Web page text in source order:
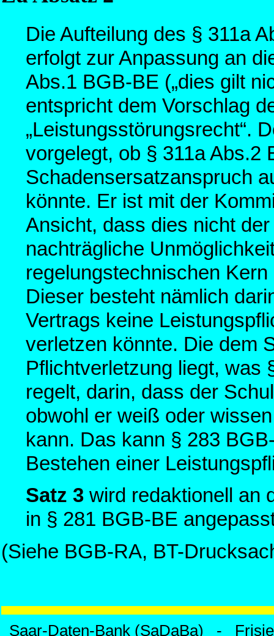
Die Aufteilung des § 311a
erfolgt zur Anpassung an
Abs.1 BGB-BE („dies gilt
entspricht dem Vorschlag
„Leistungsstörungsrecht“.
vorgelegt, ob § 311a Abs.2
Schadensersatzanspruch
könnte. Er ist mit der
Ansicht, dass dies nicht
nachträgliche
regelungstechnischen
Dieser besteht nämlich
Vertrags keine
verletzen könnte. Die dem
Pflichtverletzung liegt, was
regelt, darin, dass der
obwohl er weiß oder
kann. Das kann § 283
Bestehen einer
Satz 3 wird redaktionell an
in § 281 BGB-BE
(Siehe BGB-RA, BT-
Saar-Daten-Bank (SaDaBa) -